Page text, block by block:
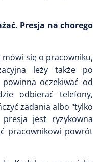
Presja na chorego
mówi się o pracowniku,
leży także po
oczekiwać od
odbierać telefony,
zadania albo "tylko
jest ryzykowna
pracownikowi powrót